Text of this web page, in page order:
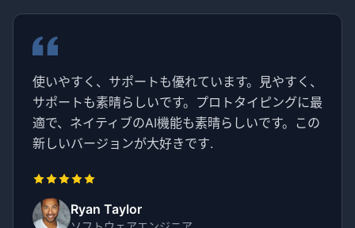
使いやすく、サポートも優れています。見やすく、
サポートも素晴らしいです。プロトタイピングに最
適で、ネイティブのAI機能も素晴らしいです。この
新しいバージョンが大好きです.
Ryan Taylor